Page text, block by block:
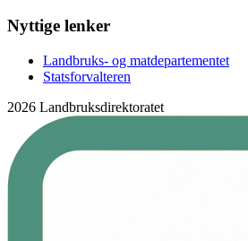
Nyttige lenker
Landbruks- og matdepartementet
Statsforvalteren
2026 Landbruksdirektoratet